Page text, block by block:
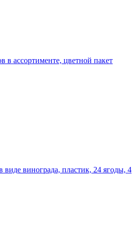
в ассортименте, цветной пакет
винограда, пластик, 24 ягоды, 4